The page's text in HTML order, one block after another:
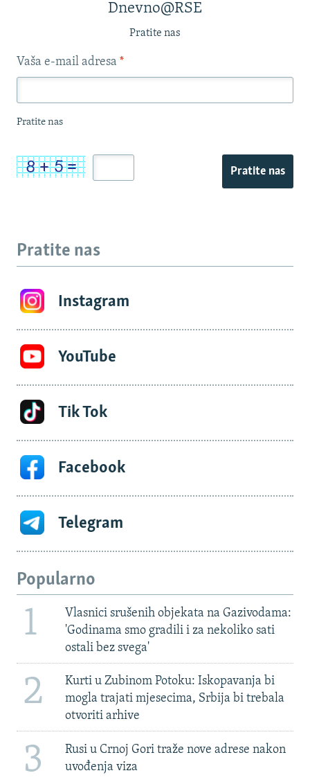
Dnevno@RSE
Pratite nas
Vaša e-mail adresa *
Pratite nas
Pratite nas
Pratite nas
Instagram
YouTube
Tik Tok
Facebook
Telegram
Popularno
1
Vlasnici srušenih objekata na Gazivodama:
'Godinama smo gradili i za nekoliko sati
ostali bez svega'
2
Kurti u Zubinom Potoku: Iskopavanja bi
mogla trajati mjesecima, Srbija bi trebala
otvoriti arhive
3
Rusi u Crnoj Gori traže nove adrese nakon
uvođenja viza